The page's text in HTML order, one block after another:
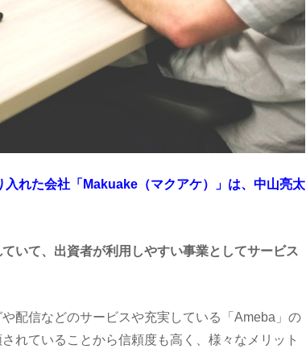
れた会社「Makuake（マクアケ）」は、中山亮太
いて、出資者が利用しやすい事業としてサービス
配信などのサービスや充実している「Ameba」の
れていることから信頼度も高く、様々なメリット